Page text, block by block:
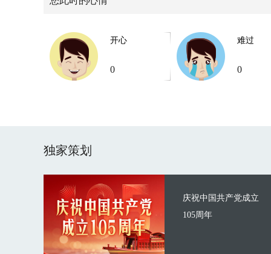
开心
0
难过
0
独家策划
庆祝中国共产党成立
105周年